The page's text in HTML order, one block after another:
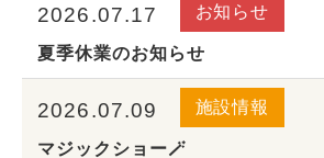
2026.07.17 お知らせ
夏季休業のお知らせ
2026.07.09 施設情報
マジックショー🪄